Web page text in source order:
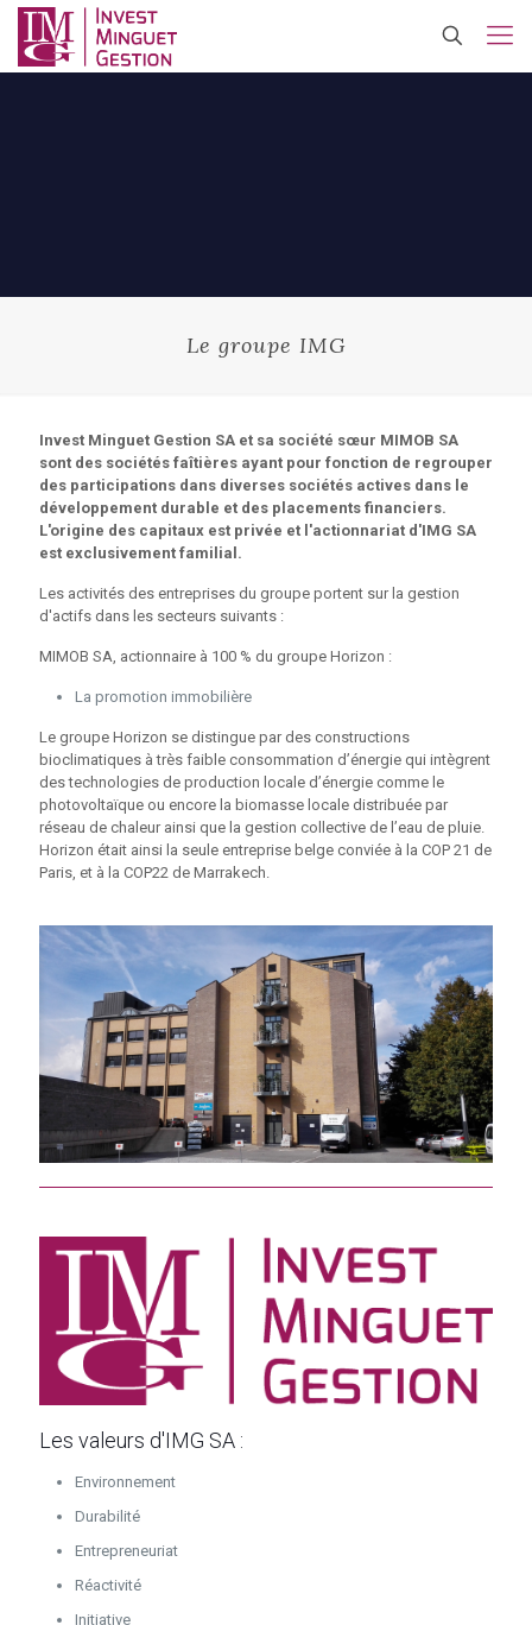
Le groupe IMG
Invest Minguet Gestion SA et sa société sœur MIMOB SA
sont des sociétés faîtières ayant pour fonction de regrouper
des participations dans diverses sociétés actives dans le
développement durable et des placements financiers.
L'origine des capitaux est privée et l'actionnariat d'IMG SA
est exclusivement familial.
Les activités des entreprises du groupe portent sur la gestion
d'actifs dans les secteurs suivants :
MIMOB SA, actionnaire à 100 % du groupe Horizon :
La promotion immobilière
Le groupe Horizon se distingue par des constructions
bioclimatiques à très faible consommation d’énergie qui intègrent
des technologies de production locale d’énergie comme le
photovoltaïque ou encore la biomasse locale distribuée par
réseau de chaleur ainsi que la gestion collective de l’eau de pluie.
Horizon était ainsi la seule entreprise belge conviée à la COP 21 de
Paris, et à la COP22 de Marrakech.
Les valeurs d'IMG SA :
Environnement
Durabilité
Entrepreneuriat
Réactivité
Initiative